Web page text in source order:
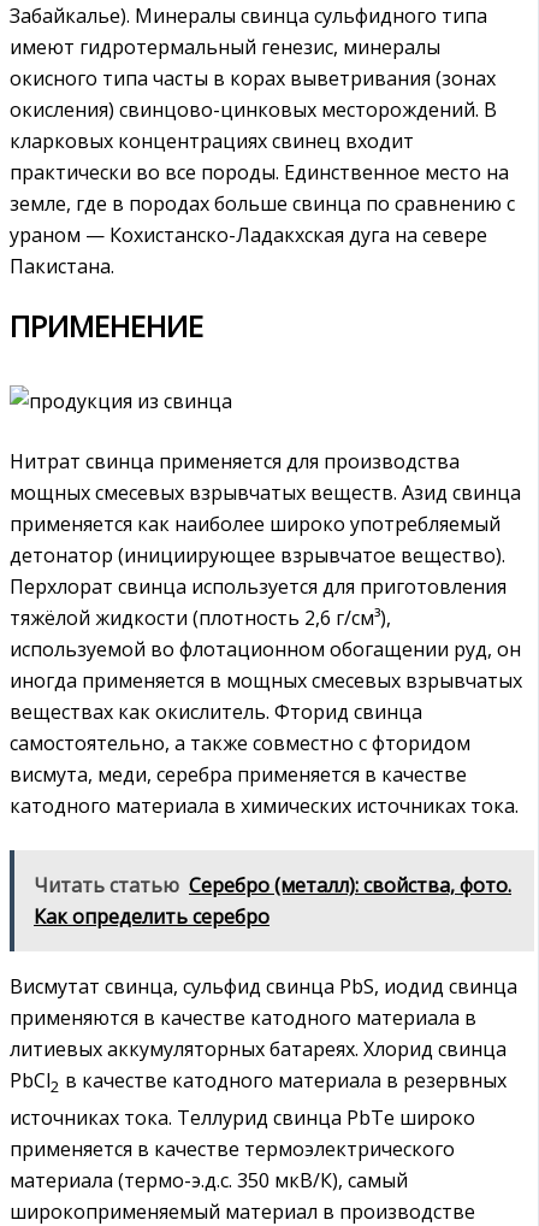
Забайкалье). Минералы свинца сульфидного типа
имеют гидротермальный генезис, минералы
окисного типа часты в корах выветривания (зонах
окисления) свинцово-цинковых месторождений. В
кларковых концентрациях свинец входит
практически во все породы. Единственное место на
земле, где в породах больше свинца по сравнению с
ураном — Кохистанско-Ладакхская дуга на севере
Пакистана.
ПРИМЕНЕНИЕ
Нитрат свинца применяется для производства
мощных смесевых взрывчатых веществ. Азид свинца
применяется как наиболее широко употребляемый
детонатор (инициирующее взрывчатое вещество).
Перхлорат свинца используется для приготовления
тяжёлой жидкости (плотность 2,6 г/см³),
используемой во флотационном обогащении руд, он
иногда применяется в мощных смесевых взрывчатых
веществах как окислитель. Фторид свинца
самостоятельно, а также совместно с фторидом
висмута, меди, серебра применяется в качестве
катодного материала в химических источниках тока.
Читать статью Серебро (металл): свойства, фото.
Как определить серебро
Висмутат свинца, сульфид свинца PbS, иодид свинца
применяются в качестве катодного материала в
литиевых аккумуляторных батареях. Хлорид свинца
PbCl2 в качестве катодного материала в резервных
источниках тока. Теллурид свинца PbTe широко
применяется в качестве термоэлектрического
материала (термо-э.д.с. 350 мкВ/К), самый
широкоприменяемый материал в производстве